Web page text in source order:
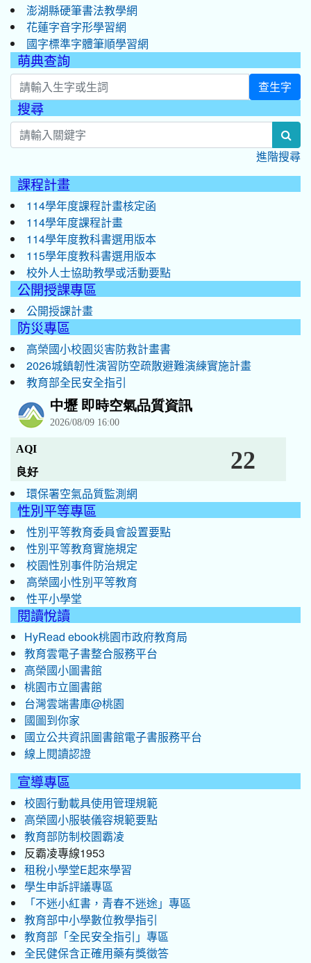
澎湖縣硬筆書法教學網
花蓮字音字形學習網
國字標準字體筆順學習網
萌典查詢
查生字
搜尋
進階搜尋
課程計畫
114學年度課程計畫核定函
114學年度課程計畫
114學年度教科書選用版本
115學年度教科書選用版本
校外人士協助教學或活動要點
公開授課專區
公開授課計畫
防災專區
高榮國小校園災害防救計畫書
2026城鎮韌性演習防空疏散避難演練實施計畫
教育部全民安全指引
環保署空氣品質監測網
性別平等專區
性別平等教育委員會設置要點
性別平等教育實施規定
校園性別事件防治規定
高榮國小性別平等教育
性平小學堂
閱讀悅讀
HyRead ebook桃園市政府教育局
教育雲電子書整合服務平台
高榮國小圖書館
桃園市立圖書館
台灣雲端書庫@桃園
國圖到你家
國立公共資訊圖書館電子書服務平台
線上閱讀認證
宣導專區
校園行動載具使用管理規範
高榮國小服裝儀容規範要點
教育部防制校園霸凌
反霸凌專線1953
租稅小學堂E起來學習
學生申訴評議專區
「不迷小紅書，青春不迷途」專區
教育部中小學數位教學指引
教育部「全民安全指引」專區
全民健保含正確用藥有獎徵答